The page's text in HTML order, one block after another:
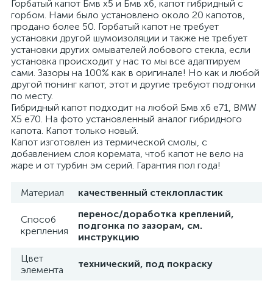
Горбатый капот Бмв х5 и Бмв х6, капот гибридный с
горбом. Нами было установлено около 20 капотов,
продано более 50. Горбатый капот не требует
установки другой шумоизоляции и также не требует
установки других омывателей лобового стекла, если
установка происходит у нас то мы все адаптируем
сами. Зазоры на 100% как в оригинале! Но как и любой
другой тюнинг капот, этот и другие требуют подгонки
по месту.
Гибридный капот подходит на любой Бмв х6 е71, BMW
X5 e70. На фото установленный аналог гибридного
капота. Капот только новый.
Капот изготовлен из термической смолы, с
добавлением слоя коремата, чтоб капот не вело на
жаре и от турбин эм серий. Гарантия пол года!
Материал качественный стеклопластик
Способ
крепления
перенос/доработка креплений,
подгонка по зазорам, см.
инструкцию
Цвет
элемента
технический, под покраску